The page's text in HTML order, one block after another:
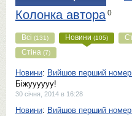
Колонка автора 0
Всі (131) Новини (105)
Стіна (7)
Новини: Вийшов перший
Біжуууууу!
30 січня, 2014 в 16:28
Новини: Вийшов перший